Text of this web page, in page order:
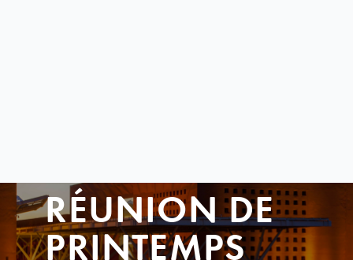
RÉUNION DE
PRINTEMPS